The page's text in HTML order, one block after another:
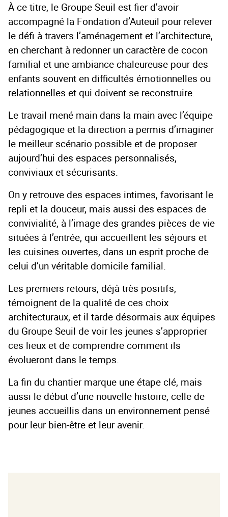
À ce titre, le Groupe Seuil est fier d’avoir
accompagné la Fondation d’Auteuil pour relever
le défi à travers l’aménagement et l’architecture,
en cherchant à redonner un caractère de cocon
familial et une ambiance chaleureuse pour des
enfants souvent en difficultés émotionnelles ou
relationnelles et qui doivent se reconstruire.
Le travail mené main dans la main avec l’équipe
pédagogique et la direction a permis d’imaginer
le meilleur scénario possible et de proposer
aujourd’hui des espaces personnalisés,
conviviaux et sécurisants.
On y retrouve des espaces intimes, favorisant le
repli et la douceur, mais aussi des espaces de
convivialité, à l’image des grandes pièces de vie
situées à l’entrée, qui accueillent les séjours et
les cuisines ouvertes, dans un esprit proche de
celui d’un véritable domicile familial.
Les premiers retours, déjà très positifs,
témoignent de la qualité de ces choix
architecturaux, et il tarde désormais aux équipes
du Groupe Seuil de voir les jeunes s’approprier
ces lieux et de comprendre comment ils
évolueront dans le temps.
La fin du chantier marque une étape clé, mais
aussi le début d’une nouvelle histoire, celle de
jeunes accueillis dans un environnement pensé
pour leur bien-être et leur avenir.